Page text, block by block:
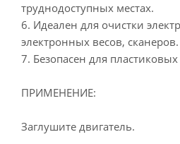
труднодоступных местах.
6. Идеален для очистки
электронных весов, сканеров.
7. Безопасен для
ПРИМЕНЕНИЕ:
Заглушите двигатель.